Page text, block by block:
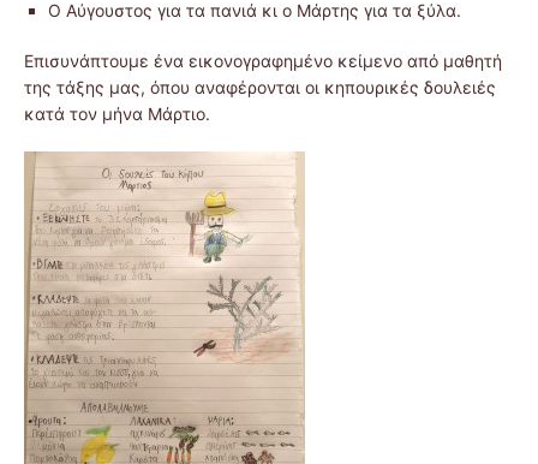
Ο Αύγουστος για τα πανιά κι ο Μάρτης για τα ξύλα.
Επισυνάπτουμε ένα εικονογραφημένο κείμενο από μαθητή
της τάξης μας, όπου αναφέρονται οι κηπουρικές δουλειές
κατά τον μήνα Μάρτιο.